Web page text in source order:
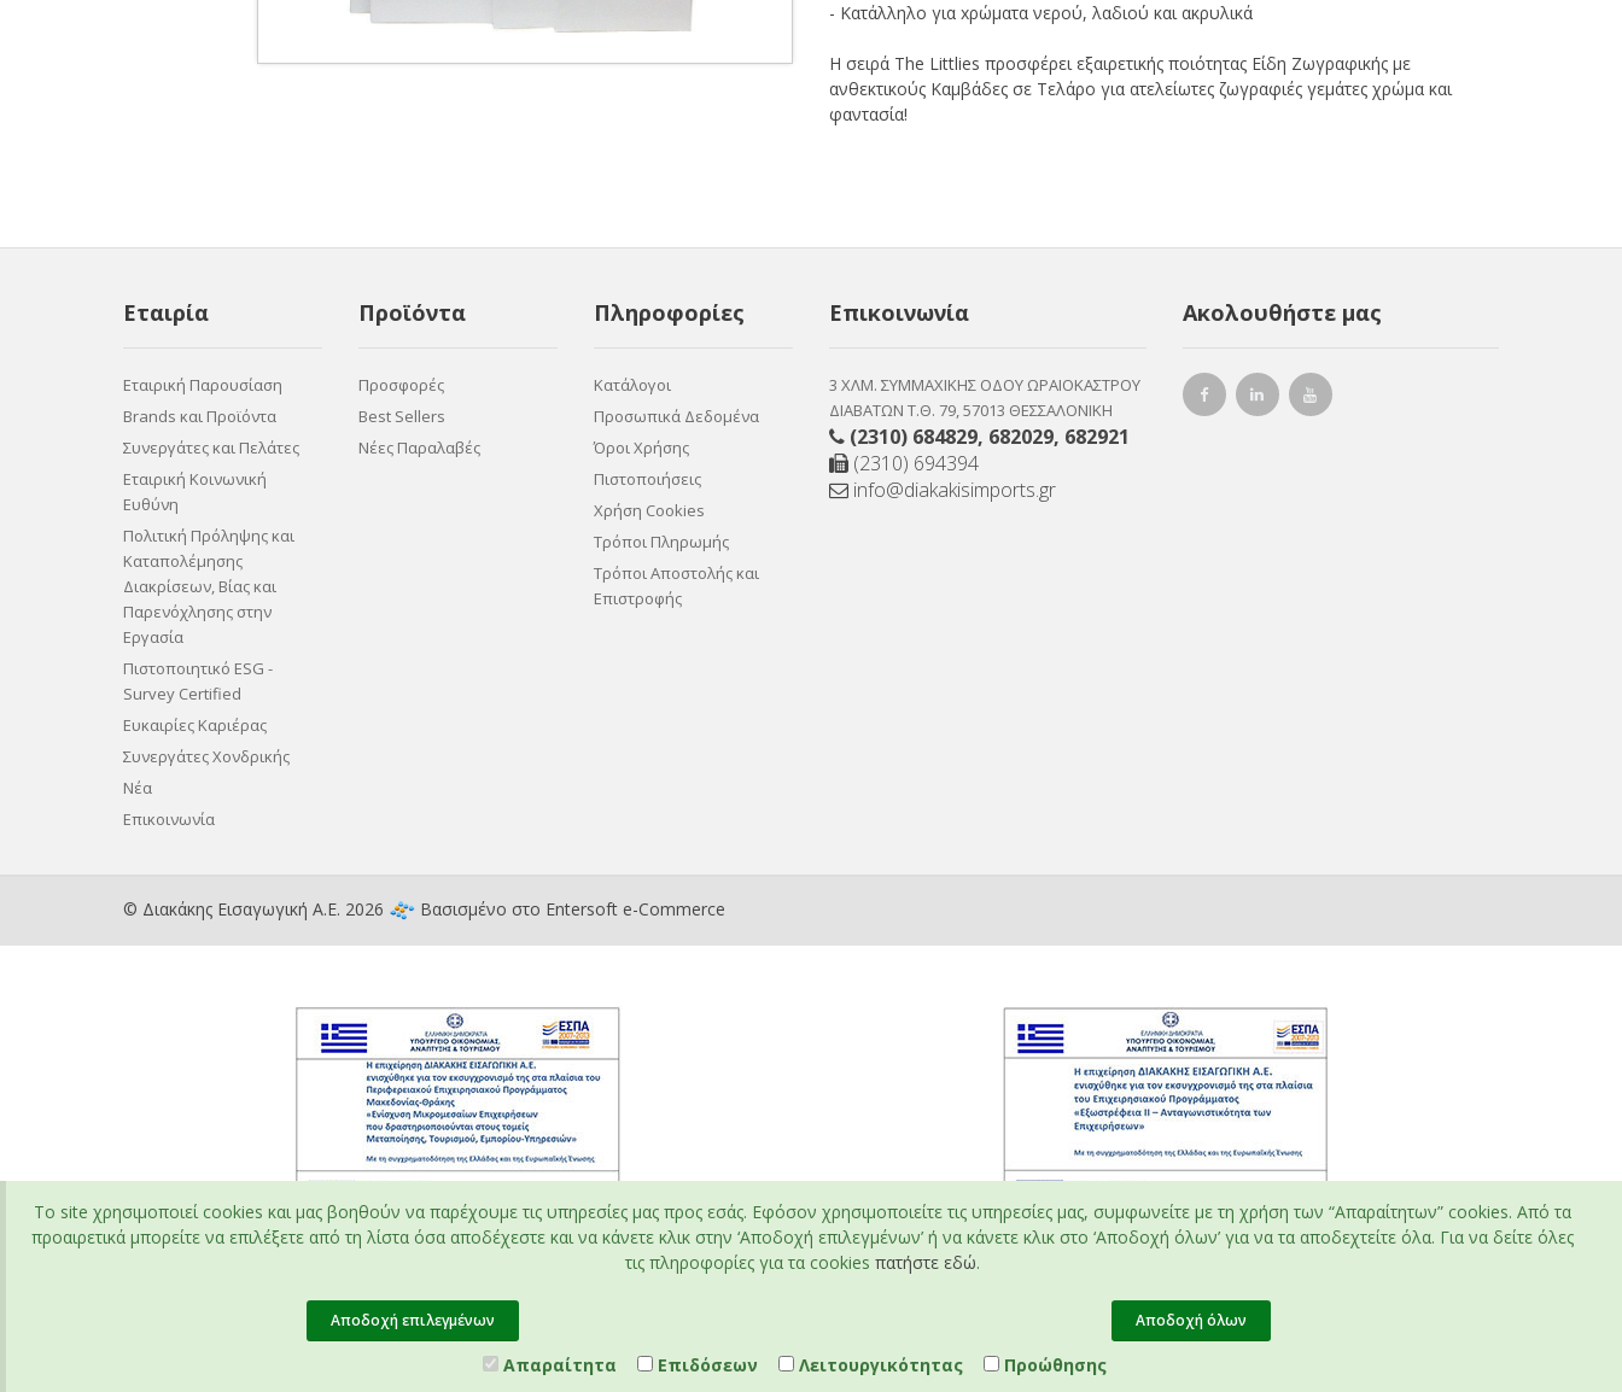
- Κατάλληλο για xρώματα νερού, λαδιού και ακρυλικά
Η σειρά The Littlies προσφέρει εξαιρετικής ποιότητας Είδη Ζωγραφικής με
ανθεκτικούς Καμβάδες σε Τελάρο για ατελείωτες ζωγραφιές γεμάτες χρώμα και
φαντασία!
Εταιρία
Εταιρική Παρουσίαση
Brands και Προϊόντα
Συνεργάτες και Πελάτες
Εταιρική Κοινωνική
Ευθύνη
Πολιτική Πρόληψης και
Καταπολέμησης
Διακρίσεων, Βίας και
Παρενόχλησης στην
Εργασία
Πιστοποιητικό ESG -
Survey Certified
Ευκαιρίες Καριέρας
Συνεργάτες Χονδρικής
Νέα
Επικοινωνία
Προϊόντα
Προσφορές
Best Sellers
Νέες Παραλαβές
Πληροφορίες
Κατάλογοι
Προσωπικά Δεδομένα
Όροι Χρήσης
Πιστοποιήσεις
Χρήση Cookies
Τρόποι Πληρωμής
Τρόποι Αποστολής και
Επιστροφής
Επικοινωνία
3 ΧΛΜ. ΣΥΜΜΑΧΙΚΗΣ ΟΔΟΥ ΩΡΑΙΟΚΑΣΤΡΟΥ
ΔΙΑΒΑΤΩΝ Τ.Θ. 79, 57013 ΘΕΣΣΑΛΟΝΙΚΗ
(2310) 684829, 682029, 682921
(2310) 694394
info@diakakisimports.gr
Ακολουθήστε μας
© Διακάκης Εισαγωγική Α.Ε. 2026 Βασισμένο στο Entersoft e-Commerce
To site χρησιμοποιεί cookies και μας βοηθούν να παρέχουμε τις υπηρεσίες μας προς εσάς. Εφόσον χρησιμοποιείτε τις υπηρεσίες μας, συμφωνείτε με τη χρήση των “Απαραίτητων” cookies. Από τα
προαιρετικά μπορείτε να επιλέξετε από τη λίστα όσα αποδέχεστε και να κάνετε κλικ στην ‘Αποδοχή επιλεγμένων’ ή να κάνετε κλικ στο ‘Αποδοχή όλων’ για να τα αποδεχτείτε όλα. Για να δείτε όλες
τις πληροφορίες για τα cookies πατήστε εδώ.
Αποδοχή επιλεγμένων Αποδοχή όλων
Απαραίτητα Επιδόσεων Λειτουργικότητας Προώθησης